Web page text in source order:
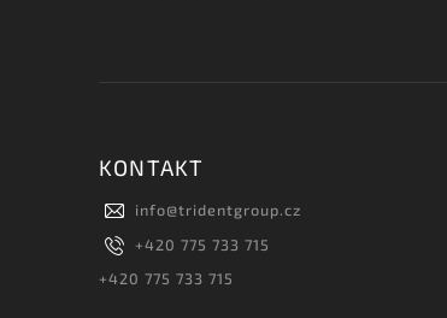
KONTAKT
info@tridentgroup.cz
+420 775 733 715
+420 775 733 715